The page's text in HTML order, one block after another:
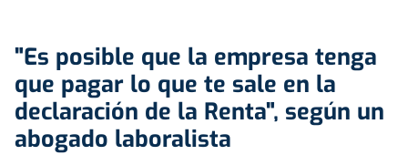
"Es posible que la empresa tenga
que pagar lo que te sale en la
declaración de la Renta", según un
abogado laboralista